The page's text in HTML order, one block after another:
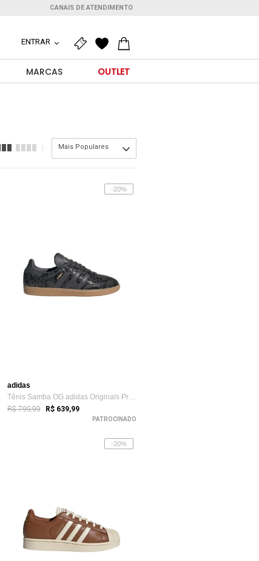
CANAIS DE ATENDIMENTO
ENTRAR
MARCAS OUTLET
Mais Populares
-20%
adidas
Tênis Samba OG adidas Originals Preto
R$ 799,99 R$ 639,99
PATROCINADO
-20%